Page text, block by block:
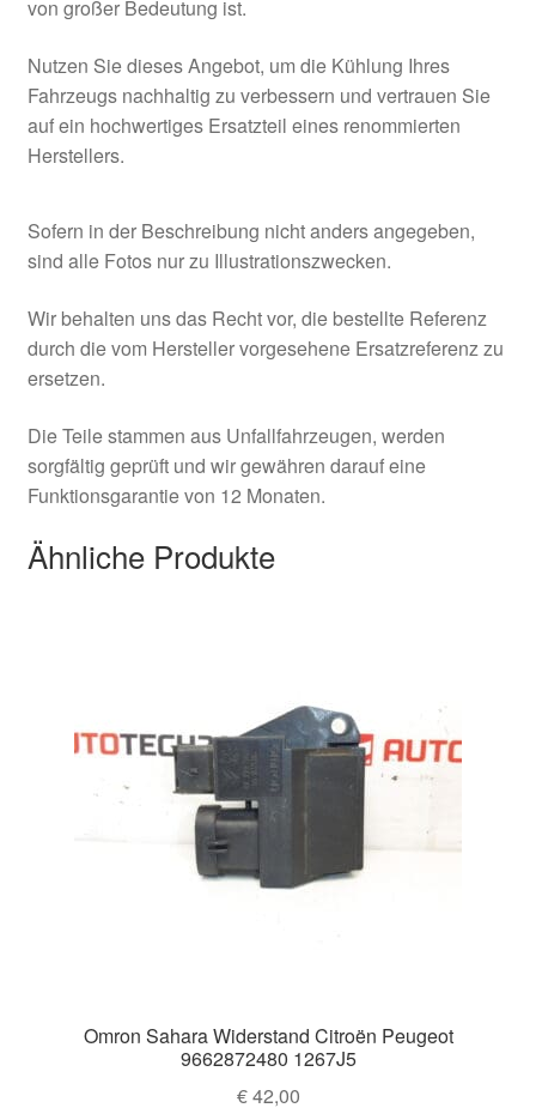
von großer Bedeutung ist.
Nutzen Sie dieses Angebot, um die Kühlung Ihres
Fahrzeugs nachhaltig zu verbessern und vertrauen Sie
auf ein hochwertiges Ersatzteil eines renommierten
Herstellers.
Sofern in der Beschreibung nicht anders angegeben,
sind alle Fotos nur zu Illustrationszwecken.
Wir behalten uns das Recht vor, die bestellte Referenz
durch die vom Hersteller vorgesehene Ersatzreferenz zu
ersetzen.
Die Teile stammen aus Unfallfahrzeugen, werden
sorgfältig geprüft und wir gewähren darauf eine
Funktionsgarantie von 12 Monaten.
Ähnliche Produkte
Omron Sahara Widerstand Citroën Peugeot
9662872480 1267J5
€42,00